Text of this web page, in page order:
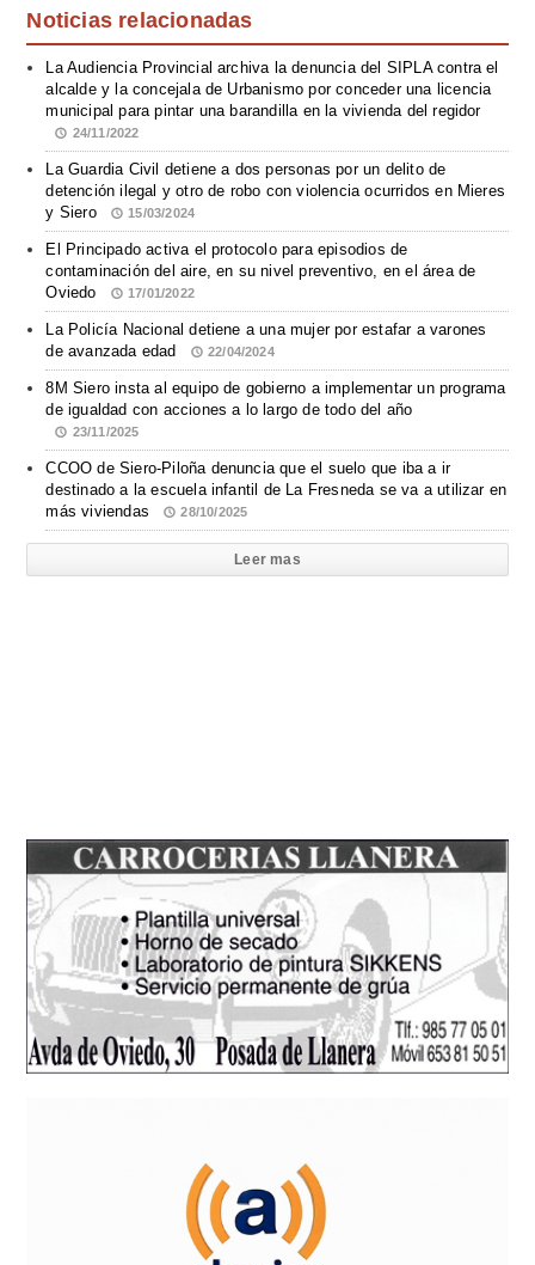
Noticias relacionadas
La Audiencia Provincial archiva la denuncia del SIPLA contra el
alcalde y la concejala de Urbanismo por conceder una licencia
municipal para pintar una barandilla en la vivienda del regidor
24/11/2022
La Guardia Civil detiene a dos personas por un delito de
detención ilegal y otro de robo con violencia ocurridos en Mieres
y Siero
15/03/2024
El Principado activa el protocolo para episodios de
contaminación del aire, en su nivel preventivo, en el área de
Oviedo
17/01/2022
La Policía Nacional detiene a una mujer por estafar a varones
de avanzada edad
22/04/2024
8M Siero insta al equipo de gobierno a implementar un programa
de igualdad con acciones a lo largo de todo del año
23/11/2025
CCOO de Siero-Piloña denuncia que el suelo que iba a ir
destinado a la escuela infantil de La Fresneda se va a utilizar en
más viviendas
28/10/2025
Leer mas